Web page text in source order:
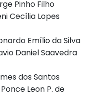
Pinho Filho
Cecília Lopes
Emílio da Silva
Daniel Saavedra
dos Santos
Leon P. de